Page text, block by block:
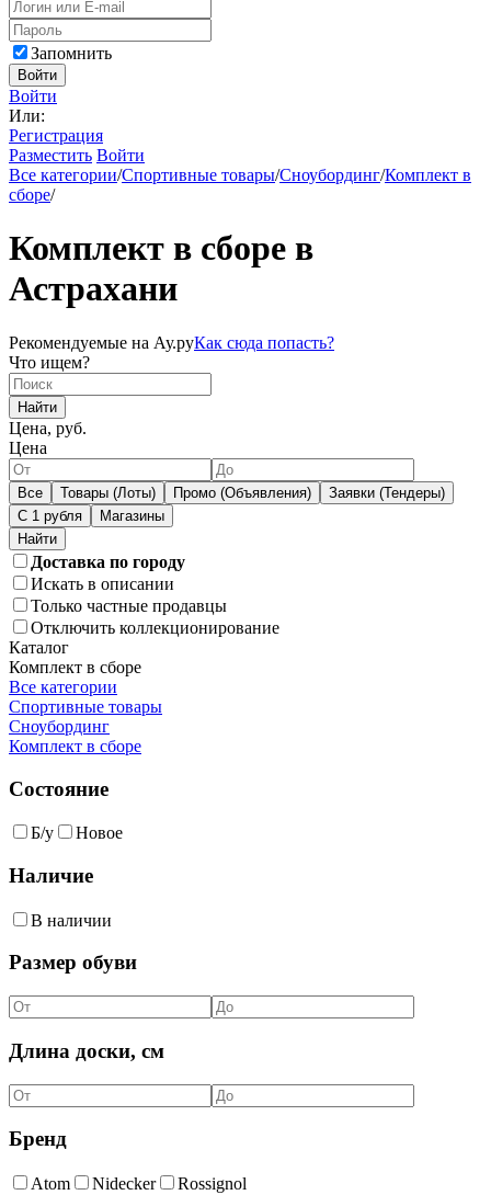
Запомнить
Войти
Войти
Или:
Регистрация
Разместить Войти
Все категории/Спортивные товары/Сноубординг/Комплект в
сборе/
Комплект в сборе в
Астрахани
Рекомендуемые на Ау.руКак сюда попасть?
Что ищем?
Найти
Цена, руб.
Цена
Все Товары (Лоты) Промо (Объявления)
Заявки (Тендеры)
С 1 рубля
Магазины
Доставка по городу
Искать в описании
Только частные продавцы
Отключить коллекционирование
Каталог
Комплект в сборе
Все категории
Спортивные товары
Сноубординг
Комплект в сборе
Состояние
Б/у Новое
Наличие
В наличии
Размер обуви
Длина доски, см
Бренд
Atom Nidecker Rossignol